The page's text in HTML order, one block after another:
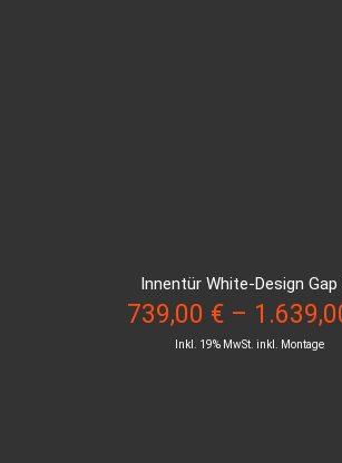
Innentür White-Design Gap
739,00 € –
Inkl. 19% MwSt. inkl. Montage